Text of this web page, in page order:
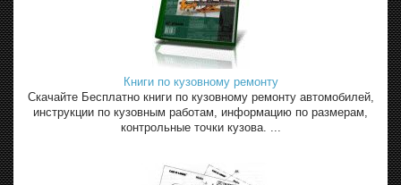
Книги по кузовному ремонту
Скачайте Бесплатно книги по кузовному ремонту автомобилей,
инструкции по кузовным работам, информацию по размерам,
контрольные точки кузова. ...